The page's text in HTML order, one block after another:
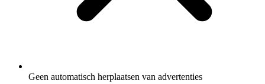
Geen automatisch herplaatsen van advertenties